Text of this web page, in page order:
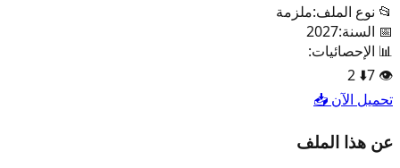
📂 نوع الملف:ملزمة
📅 السنة:2027
📊 الإحصائيات:
👁️
7
⬇️
2
تحميل الآن 📥
عن هذا الملف